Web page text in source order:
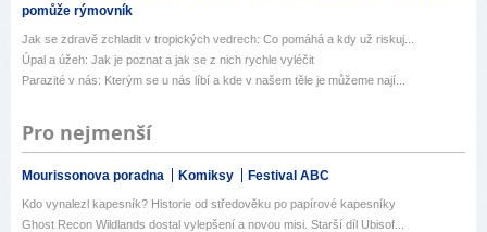
pomůže rýmovník
Jak se zdravě zchladit v tropických vedrech: Co pomáhá a kdy už riskuj...
Úpal a úžeh: Jak je poznat a jak se z nich rychle vyléčit
Parazité v nás: Kterým se u nás líbí a kde v našem těle je můžeme nají...
Pro nejmenší
Mourissonova poradna Komiksy Festival ABC
Kdo vynalezl kapesník? Historie od středověku po papírové kapesníky
Ghost Recon Wildlands dostal vylepšení a novou misi. Starší díl Ubisof...